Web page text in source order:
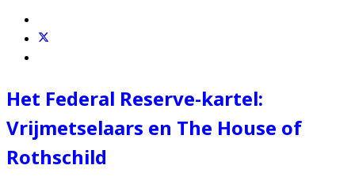
Het Federal Reserve-kartel:
Vrijmetselaars en The House of
Rothschild